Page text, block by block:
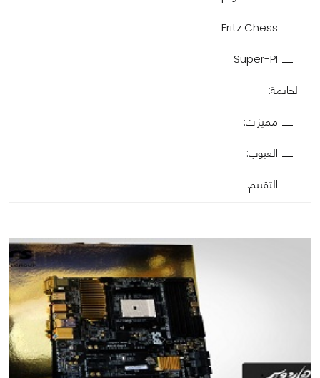
Fritz Chess
Super-PI
الخاتمة:
مميزات:
العيوب:
التقييم: